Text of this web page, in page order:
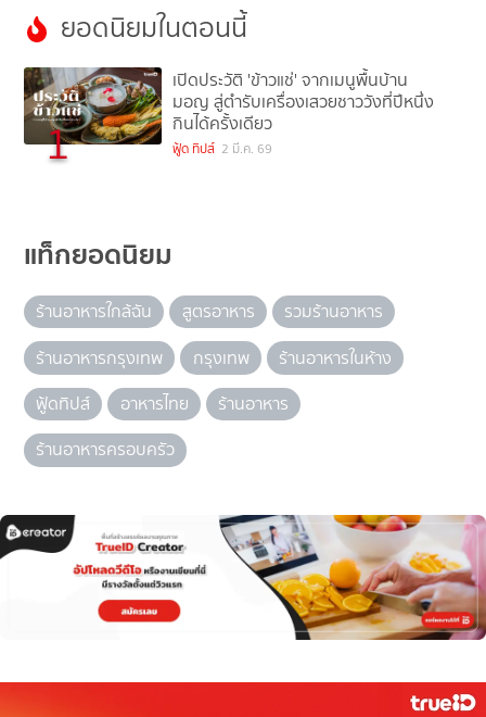
ยอดนิยมในตอนนี้
1
เปิดประวัติ 'ข้าวแช่' จากเมนูพื้นบ้าน
มอญ สู่ตำรับเครื่องเสวยชาววังที่ปีหนึ่ง
กินได้ครั้งเดียว
ฟู้ด ทิปส์ 2 มี.ค. 69
แท็กยอดนิยม
ร้านอาหารใกล้ฉัน สูตรอาหาร
รวมร้านอาหาร
ร้านอาหารกรุงเทพ
กรุงเทพ
ร้านอาหารในห้าง
ฟู้ดทิปส์
อาหารไทย
ร้านอาหาร
ร้านอาหารครอบครัว